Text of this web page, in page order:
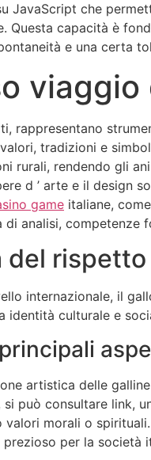
JavaScript che
Questa capacità è
e una certa
rappresentano
tradizioni e
rurali, rendendo gli
d ’ arte e il design
game italiane,
di analisi, competenze
del
internazionale, il
identità culturale e
artistica delle
può consultare link,
valori morali o
per la società